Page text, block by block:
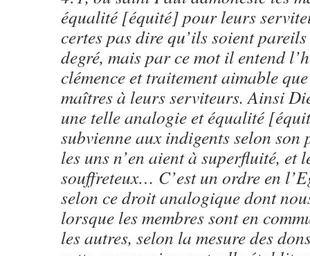
équalité [équité] pour leurs
certes pas dire qu’ils soient
degré, mais par ce mot il entend
clémence et traitement aimable
maîtres à leurs serviteurs. Ainsi
une telle analogie et équalité
subvienne aux indigents selon son
les uns n’en aient à superfluité, et
souffreteux… C’est un ordre en
selon ce droit analogique dont
lorsque les membres sont en
les autres, selon la mesure des